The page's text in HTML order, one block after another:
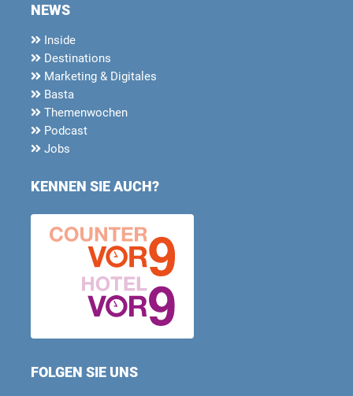
NEWS
Inside
Destinations
Marketing & Digitales
Basta
Themenwochen
Podcast
Jobs
KENNEN SIE AUCH?
FOLGEN SIE UNS